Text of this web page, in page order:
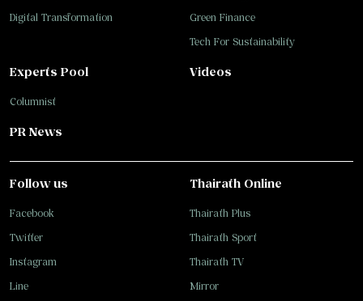
Digital Transformation
Green Finance
Tech For Sustainability
Experts Pool
Columnist
Videos
PR News
Follow us
Facebook
Twitter
Instagram
Line
Thairath Online
Thairath Plus
Thairath Sport
Thairath TV
Mirror